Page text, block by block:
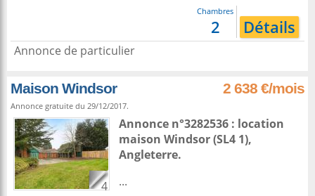
Chambres
2 Détails
Annonce de particulier
Maison Windsor 2 638 €/mois
Annonce gratuite du 29/12/2017.
4
Annonce n°3282536 : location
maison Windsor(SL4 1),
Angleterre.
...